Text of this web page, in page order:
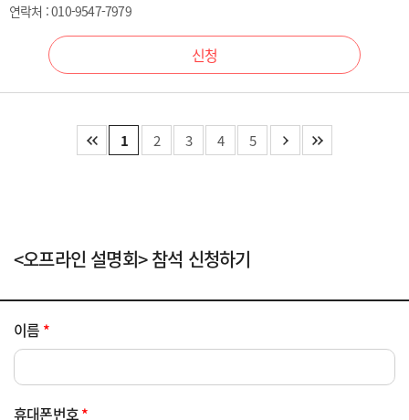
연락처 : 010-9547-7979
신청
1 2 3 4 5
<오프라인 설명회> 참석 신청하기
이름 *
휴대폰번호*